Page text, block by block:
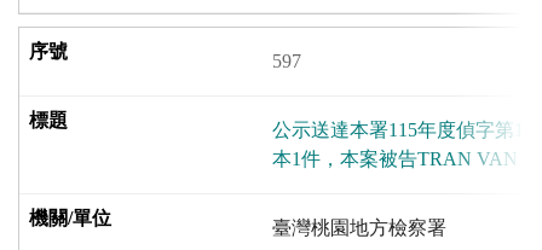
597
公示送達本署115年度偵字第
本1件，本案被告TRAN VAN
臺灣桃園地方檢察署